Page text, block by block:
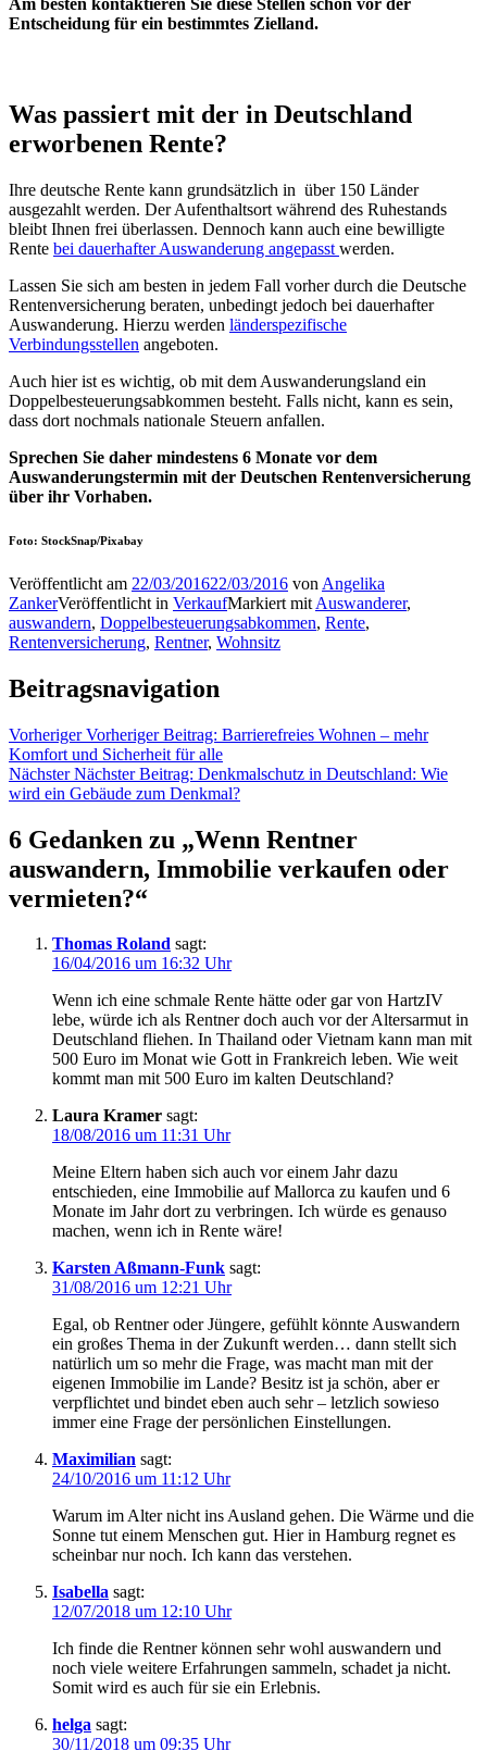
Am besten kontaktieren Sie diese Stellen schon vor der
Entscheidung für ein bestimmtes Zielland.
Was passiert mit der in Deutschland
erworbenen Rente?
Ihre deutsche Rente kann grundsätzlich in über 150 Länder
ausgezahlt werden. Der Aufenthaltsort während des Ruhestands
bleibt Ihnen frei überlassen. Dennoch kann auch eine bewilligte
Rente bei dauerhafter Auswanderung angepasst werden.
Lassen Sie sich am besten in jedem Fall vorher durch die Deutsche
Rentenversicherung beraten, unbedingt jedoch bei dauerhafter
Auswanderung. Hierzu werden länderspezifische
Verbindungsstellen angeboten.
Auch hier ist es wichtig, ob mit dem Auswanderungsland ein
Doppelbesteuerungsabkommen besteht. Falls nicht, kann es sein,
dass dort nochmals nationale Steuern anfallen.
Sprechen Sie daher mindestens 6 Monate vor dem
Auswanderungstermin mit der Deutschen Rentenversicherung
über ihr Vorhaben.
Foto: StockSnap/Pixabay
Veröffentlicht am 22/03/201622/03/2016 von Angelika
ZankerVeröffentlicht in VerkaufMarkiert mit Auswanderer,
auswandern, Doppelbesteuerungsabkommen, Rente,
Rentenversicherung, Rentner, Wohnsitz
Beitragsnavigation
Vorheriger Vorheriger Beitrag: Barrierefreies Wohnen – mehr
Komfort und Sicherheit für alle
Nächster Nächster Beitrag: Denkmalschutz in Deutschland: Wie
wird ein Gebäude zum Denkmal?
6 Gedanken zu „Wenn Rentner
auswandern, Immobilie verkaufen oder
vermieten?“
Thomas Roland sagt:
16/04/2016 um 16:32 Uhr
Wenn ich eine schmale Rente hätte oder gar von HartzIV
lebe, würde ich als Rentner doch auch vor der Altersarmut in
Deutschland fliehen. In Thailand oder Vietnam kann man mit
500 Euro im Monat wie Gott in Frankreich leben. Wie weit
kommt man mit 500 Euro im kalten Deutschland?
Laura Kramer sagt:
18/08/2016 um 11:31 Uhr
Meine Eltern haben sich auch vor einem Jahr dazu
entschieden, eine Immobilie auf Mallorca zu kaufen und 6
Monate im Jahr dort zu verbringen. Ich würde es genauso
machen, wenn ich in Rente wäre!
Karsten Aßmann-Funk sagt:
31/08/2016 um 12:21 Uhr
Egal, ob Rentner oder Jüngere, gefühlt könnte Auswandern
ein großes Thema in der Zukunft werden… dann stellt sich
natürlich um so mehr die Frage, was macht man mit der
eigenen Immobilie im Lande? Besitz ist ja schön, aber er
verpflichtet und bindet eben auch sehr – letzlich sowieso
immer eine Frage der persönlichen Einstellungen.
Maximilian sagt:
24/10/2016 um 11:12 Uhr
Warum im Alter nicht ins Ausland gehen. Die Wärme und die
Sonne tut einem Menschen gut. Hier in Hamburg regnet es
scheinbar nur noch. Ich kann das verstehen.
Isabella sagt:
12/07/2018 um 12:10 Uhr
Ich finde die Rentner können sehr wohl auswandern und
noch viele weitere Erfahrungen sammeln, schadet ja nicht.
Somit wird es auch für sie ein Erlebnis.
helga sagt:
30/11/2018 um 09:35 Uhr